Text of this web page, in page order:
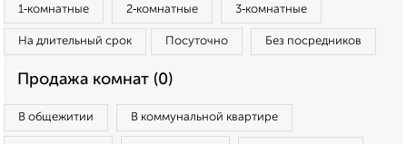
1‑комнатные 2‑комнатные 3‑комнатные
На длительный срок Посуточно Без посредников
Продажа комнат (0)
В общежитии В коммунальной квартире